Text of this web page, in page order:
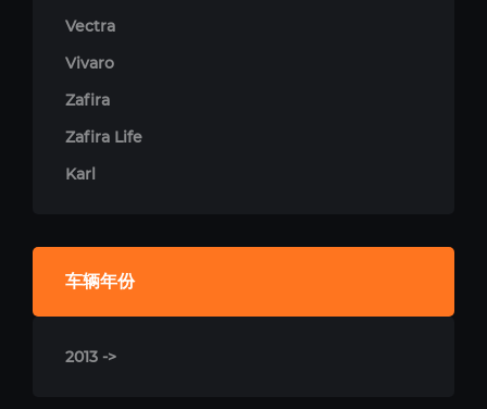
Vectra
Vivaro
Zafira
Zafira Life
Karl
车辆年份
2013 ->